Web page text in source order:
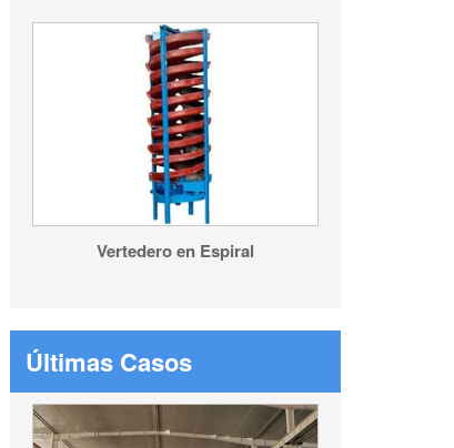
Vertedero en Espiral
Últimas Casos